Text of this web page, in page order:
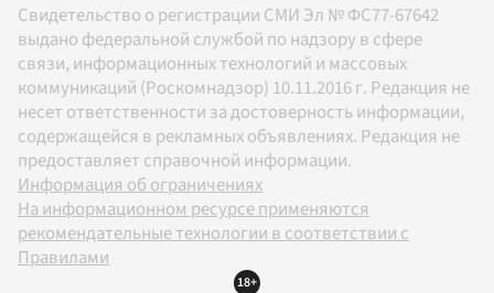
Свидетельство о регистрации СМИ Эл № ФС77-67642
выдано федеральной службой по надзору в сфере
связи, информационных технологий и массовых
коммуникаций (Роскомнадзор) 10.11.2016 г. Редакция не
несет ответственности за достоверность информации,
содержащейся в рекламных объявлениях. Редакция не
предоставляет справочной информации.
Информация об ограничениях
На информационном ресурсе применяются
рекомендательные технологии в соответствии с
Правилами
18+